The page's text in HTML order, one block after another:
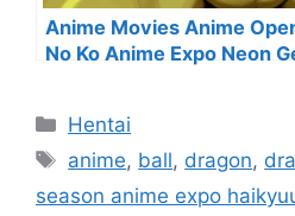
Anime Movies Anime
No Ko Anime Expo Neon
Categorías
Hentai
Etiquetas
anime, ball, dragon,
season anime expo